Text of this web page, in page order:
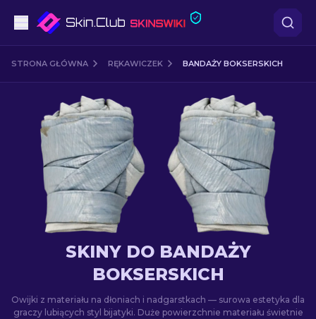
Pistoletów
Średni poziom
karabinów
karabinów snajperskich
Noże
rękawiczek
Inne
STRONA GŁÓWNA RĘKAWICZEK BANDAŻY BOKSERSKICH
SKINY DO BANDAŻY
BOKSERSKICH
Owijki z materiału na dłoniach i nadgarstkach — surowa estetyka dla
graczy lubiących styl bijatyki. Duże powierzchnie materiału świetnie